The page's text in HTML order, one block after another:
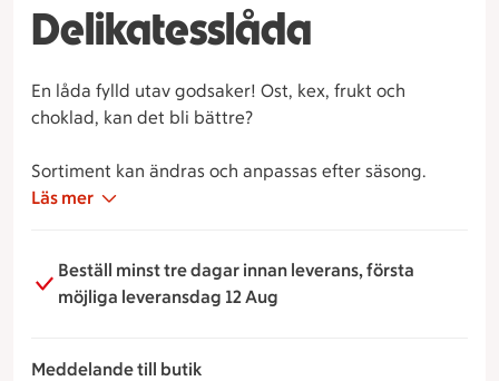
Delikatesslåda
En låda fylld utav godsaker! Ost, kex, frukt och
choklad, kan det bli bättre?
Sortiment kan ändras och anpassas efter säsong.
Läs mer
Beställ minst tre dagar innan leverans, första
möjliga leveransdag 12 Aug
Meddelande till butik